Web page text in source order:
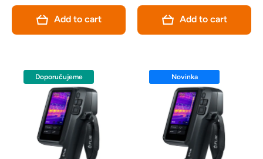
Add to cart
mobilních dat.
Add to cart
Doporučujeme Doporučujeme
Novinka